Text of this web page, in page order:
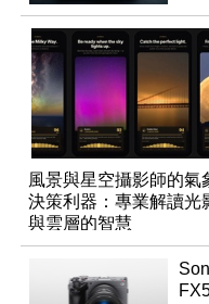
風景與星空攝影師的氣
決策利器：專業解讀光
與雲層的智慧
App「Atmos」登場